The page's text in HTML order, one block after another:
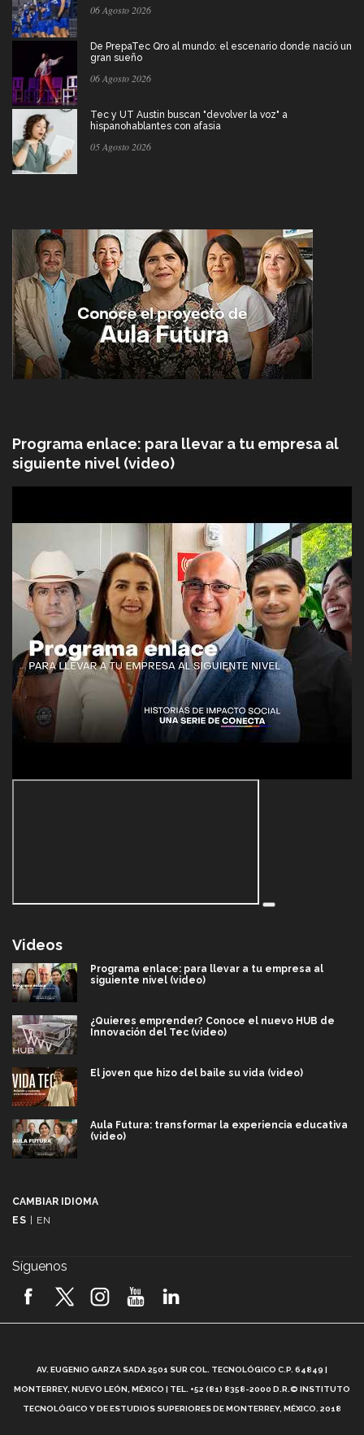
06 Agosto 2026
De PrepaTec Qro al mundo: el escenario donde nació un
gran sueño
06 Agosto 2026
Tec y UT Austin buscan "devolver la voz" a
hispanohablantes con afasia
05 Agosto 2026
Programa enlace: para llevar a tu empresa al
siguiente nivel (video)
Videos
Programa enlace: para llevar a tu empresa al
siguiente nivel (video)
¿Quieres emprender? Conoce el nuevo HUB de
Innovación del Tec (video)
El joven que hizo del baile su vida (video)
Aula Futura: transformar la experiencia educativa
(video)
2026! (video)
¿Cómo es el Modelo Educativo Tec? (video)
CAMBIAR IDIOMA
ES
EN
Síguenos
AV. EUGENIO GARZA SADA 2501 SUR COL. TECNOLÓGICO C.P. 64849 |
MONTERREY, NUEVO LEÓN, MÉXICO | TEL. +52 (81) 8358-2000 D.R.© INSTITUTO
TECNOLÓGICO Y DE ESTUDIOS SUPERIORES DE MONTERREY, MÉXICO. 2018